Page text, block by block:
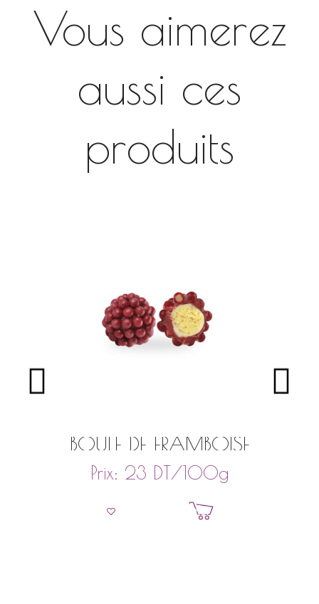
Vous aimerez
aussi ces
produits
BOULE DE FRAMBOISE
Prix: 23 DT/100g
Ajouter au panier